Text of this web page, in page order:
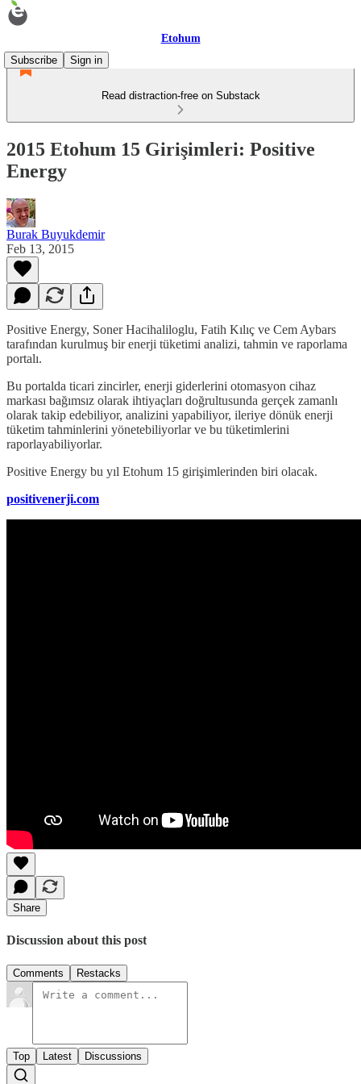
Etohum
Subscribe
Sign in
Read distraction-free on Substack
2015 Etohum 15 Girişimleri: Positive
Energy
Burak Buyukdemir
Feb 13, 2015
Positive Energy, Soner Hacihaliloglu, Fatih Kılıç ve Cem Aybars
tarafından kurulmuş bir enerji tüketimi analizi, tahmin ve raporlama
portalı.
Bu portalda ticari zincirler, enerji giderlerini otomasyon cihaz
markası bağımsız olarak ihtiyaçları doğrultusunda gerçek zamanlı
olarak takip edebiliyor, analizini yapabiliyor, ileriye dönük enerji
tüketim tahminlerini yönetebiliyorlar ve bu tüketimlerini
raporlayabiliyorlar.
Positive Energy bu yıl Etohum 15 girişimlerinden biri olacak.
positivenerji.com
Share
Discussion about this post
Comments Restacks
Top Latest Discussions